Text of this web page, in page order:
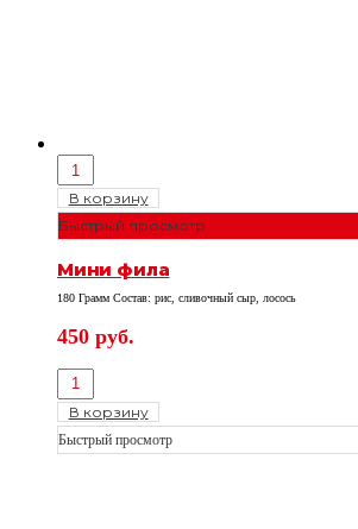
В корзину
Быстрый просмотр
Мини фила
180 Грамм Состав: рис, сливочный сыр, лосось
450 руб.
В корзину
Быстрый просмотр